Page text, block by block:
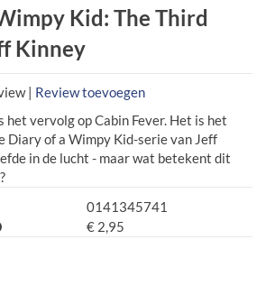
Kid: The Third
Kinney
| Review toevoegen
het vervolg op Cabin Fever. Het is het
Diary of a Wimpy Kid-serie van Jeff
in de lucht - maar wat betekent dit
0141345741
€ 2,95